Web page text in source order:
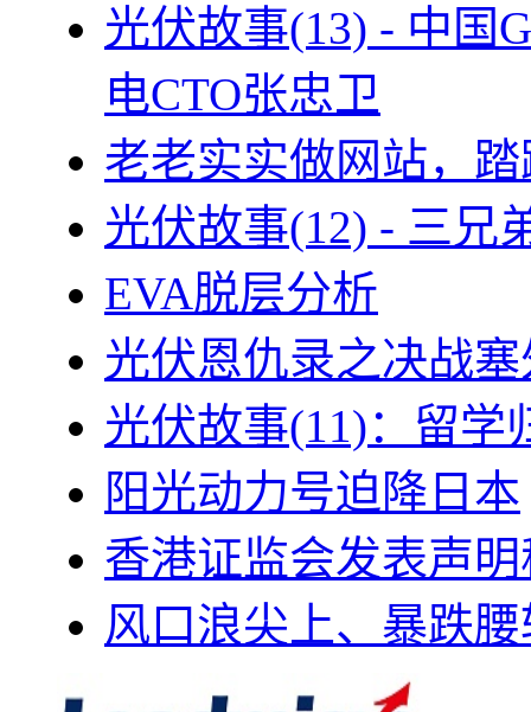
光伏故事(13) - 中国
电CTO张忠卫
老老实实做网站，
光伏故事(12) - 三兄
EVA脱层分析
光伏恩仇录之决战
光伏故事(11)：留学
阳光动力号迫降日本
香港证监会发表声
风口浪尖上、暴跌